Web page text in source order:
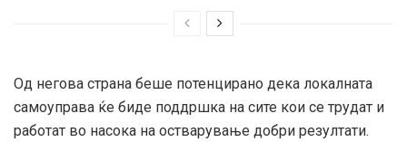
Од негова страна беше потенцирано дека локалната
самоуправа ќе биде поддршка на сите кои се трудат и
работат во насока на остварување добри резултати.